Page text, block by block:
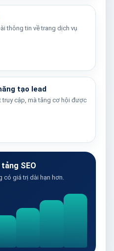
thông tin về trang dịch vụ
tạo lead
truy cập, mà tăng cơ hội được
SEO
có giá trị dài hạn hơn.